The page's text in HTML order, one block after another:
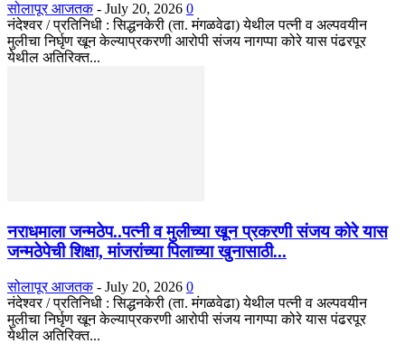
सोलापूर आजतक - July 20, 2026 0
नंदेश्वर / प्रतिनिधी : सिद्धनकेरी (ता. मंगळवेढा) येथील पत्नी व अल्पवयीन
मुलीचा निर्घृण खून केल्याप्रकरणी आरोपी संजय नागप्पा कोरे यास पंढरपूर
येथील अतिरिक्त...
नराधमाला जन्मठेप..पत्नी व मुलीच्या खून प्रकरणी संजय कोरे यास
जन्मठेपेची शिक्षा, मांजरांच्या पिलाच्या खुनासाठी...
सोलापूर आजतक - July 20, 2026 0
नंदेश्वर / प्रतिनिधी : सिद्धनकेरी (ता. मंगळवेढा) येथील पत्नी व अल्पवयीन
मुलीचा निर्घृण खून केल्याप्रकरणी आरोपी संजय नागप्पा कोरे यास पंढरपूर
येथील अतिरिक्त...